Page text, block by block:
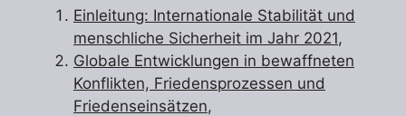
Einleitung: Internationale Stabilität und
menschliche Sicherheit im Jahr 2021,
Globale Entwicklungen in bewaffneten
Konflikten, Friedensprozessen und
Friedenseinsätzen,